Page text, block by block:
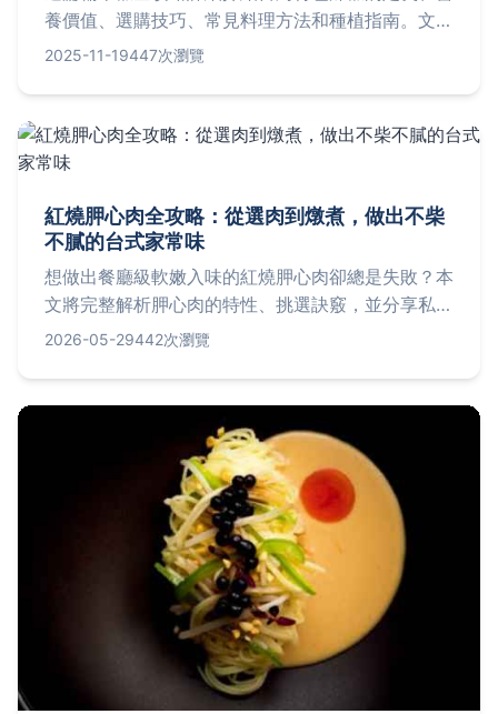
養價值、選購技巧、常見料理方法和種植指南。文章
包含實用表格和問答，解決所有關於糯米椒的疑問，
2025-11-19447次瀏覽
紅燒胛心肉全攻略：從選肉到燉煮，做出不柴
不膩的台式家常味
想做出餐廳級軟嫩入味的紅燒胛心肉卻總是失敗？本
文將完整解析胛心肉的特性、挑選訣竅，並分享私房
食譜與常見失敗原因，讓你一次掌握這道經典台菜的
2026-05-29442次瀏覽